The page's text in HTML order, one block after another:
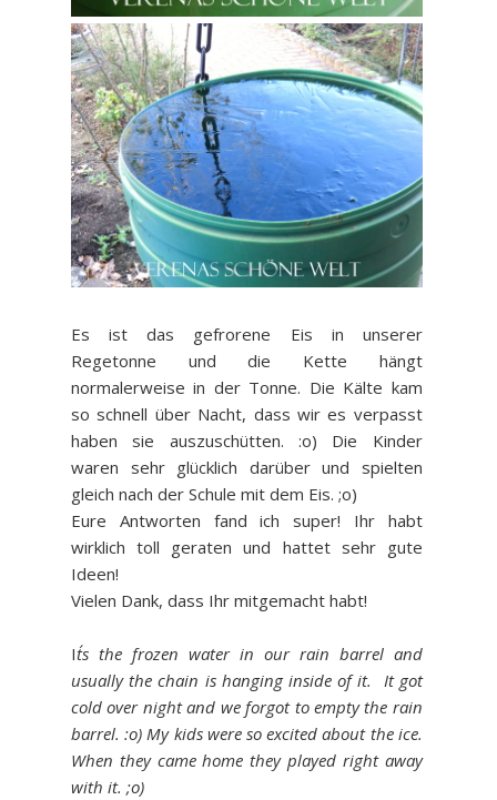
Es ist das gefrorene Eis in unserer
Regetonne und die Kette hängt
normalerweise in der Tonne. Die Kälte kam
so schnell über Nacht, dass wir es verpasst
haben sie auszuschütten. :o) Die Kinder
waren sehr glücklich darüber und spielten
gleich nach der Schule mit dem Eis. ;o)
Eure Antworten fand ich super! Ihr habt
wirklich toll geraten und hattet sehr gute
Ideen!
Vielen Dank, dass Ihr mitgemacht habt!
It´s the frozen water in our rain barrel and
usually the chain is hanging inside of it. It got
cold over night and we forgot to empty the rain
barrel. :o) My kids were so excited about the ice.
When they came home they played right away
with it. ;o)